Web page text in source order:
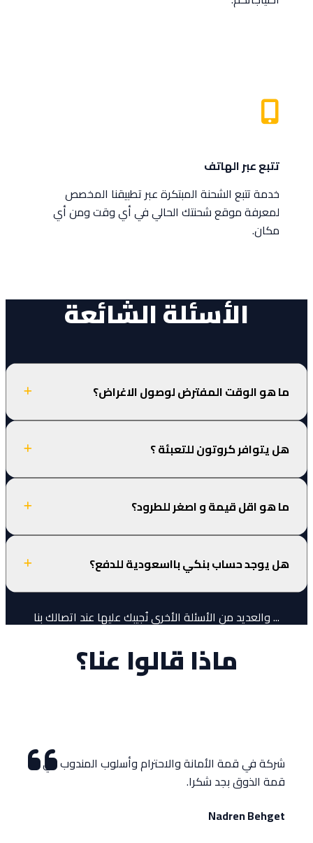
تتبع عبر الهاتف
خدمة تتبع الشحنة المبتكرة عبر تطبيقنا المخصص
لمعرفة موقع شحنتك الحالي في أي وقت ومن أي
مكان.
الأسئلة الشائعة
ما هو الوقت المفترض لوصول الاغراض؟
هل يتوافر كروتون للتعبئة ؟
ما هو اقل قيمة و اصغر للطرود؟
هل يوجد حساب بنكي بااسعودية للدفع؟
... والعديد من الأسئلة الأخرى نُجيبك عليها عند اتصالك بنا
ماذا قالوا عنا؟
شركة في قمة الأمانة والاحترام وأسلوب المندوب في
قمة الذوق بجد شكرا.
Nadren Behget